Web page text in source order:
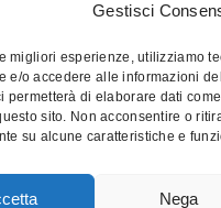
Gestisci
migliori esperienze, utilizziamo
e/o accedere alle informazioni
permetterà di elaborare dati
sito. Non acconsentire o
su alcune caratteristiche e
Nega
- PEC